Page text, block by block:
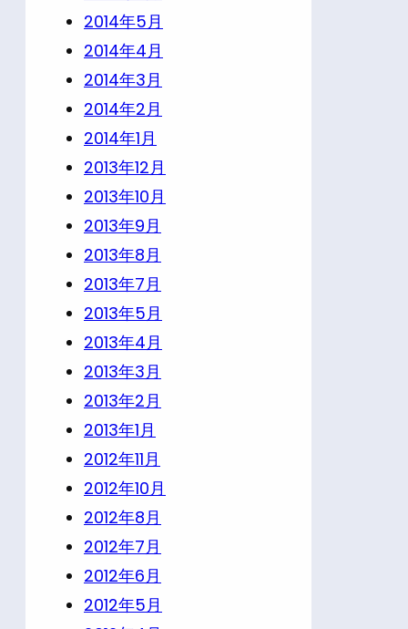
2014年5月
2014年4月
2014年3月
2014年2月
2014年1月
2013年12月
2013年10月
2013年9月
2013年8月
2013年7月
2013年5月
2013年4月
2013年3月
2013年2月
2013年1月
2012年11月
2012年10月
2012年8月
2012年7月
2012年6月
2012年5月